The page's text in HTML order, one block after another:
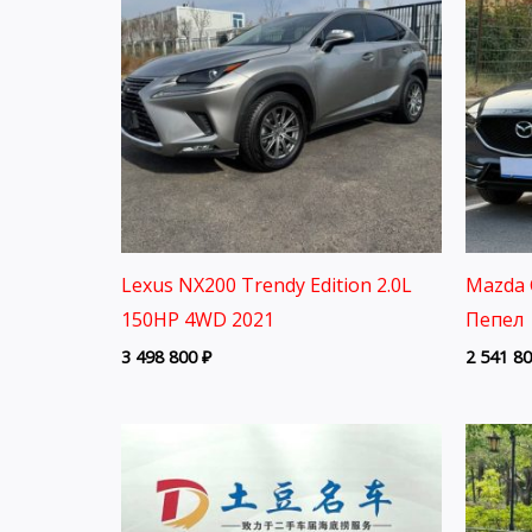
Lexus NX200 Trendy Edition 2.0L
150HP 4WD 2021
3 498 800₽
Mazda
Пепел
2 541